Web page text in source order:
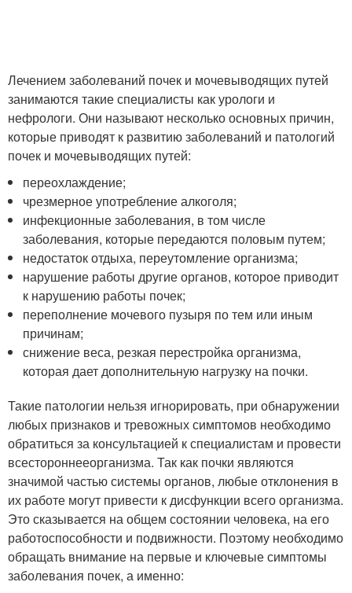
Лечением заболеваний почек и мочевыводящих путей
занимаются такие специалисты как урологи и
нефрологи. Они называют несколько основных причин,
которые приводят к развитию заболеваний и патологий
почек и мочевыводящих путей:
переохлаждение;
чрезмерное употребление алкоголя;
инфекционные заболевания, в том числе
заболевания, которые передаются половым путем;
недостаток отдыха, переутомление организма;
нарушение работы другие органов, которое приводит
к нарушению работы почек;
переполнение мочевого пузыря по тем или иным
причинам;
снижение веса, резкая перестройка организма,
которая дает дополнительную нагрузку на почки.
Такие патологии нельзя игнорировать, при обнаружении
любых признаков и тревожных симптомов необходимо
обратиться за консультацией к специалистам и провести
всестороннееорганизма. Так как почки являются
значимой частью системы органов, любые отклонения в
их работе могут привести к дисфункции всего организма.
Это сказывается на общем состоянии человека, на его
работоспособности и подвижности. Поэтому необходимо
обращать внимание на первые и ключевые симптомы
заболевания почек, а именно: